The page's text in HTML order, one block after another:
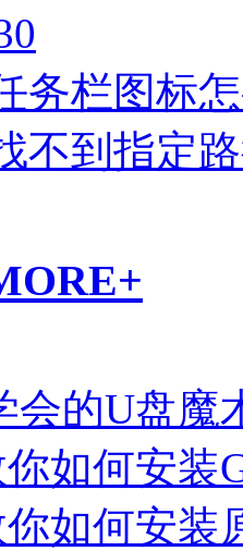
务栏图标
不到指定
会的U盘魔
如何安装
如何安装